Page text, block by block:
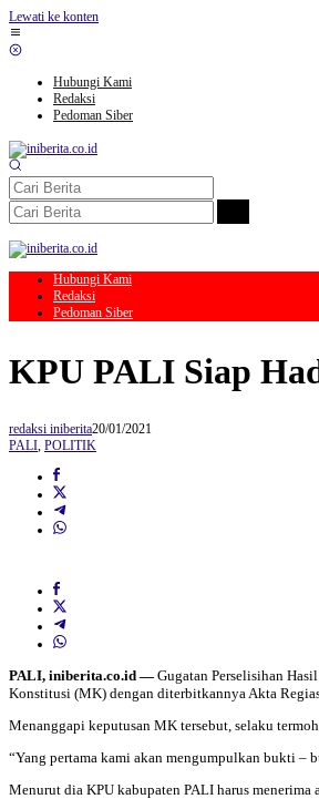
Lewati ke konten
Hubungi Kami
Redaksi
Pedoman Siber
Hubungi Kami
Redaksi
Pedoman Siber
KPU PALI Siap
redaksi iniberita20/01/2021
PALI, POLITIK
PALI, iniberita.co.id — Gugatan Perselisihan
Konstitusi (MK) dengan diterbitkannya Akta
Menanggapi keputusan MK tersebut, selaku
“Yang pertama kami akan mengumpulkan bukti –
Menurut dia KPU kabupaten PALI harus